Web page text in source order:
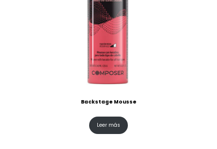
Backstage Mousse
Leer más